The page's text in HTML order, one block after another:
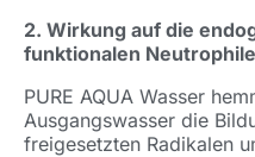
2. Wirkung auf die
funktionalen
PURE AQUA Wasser
Ausgangswasser die
freigesetzten Radikalen